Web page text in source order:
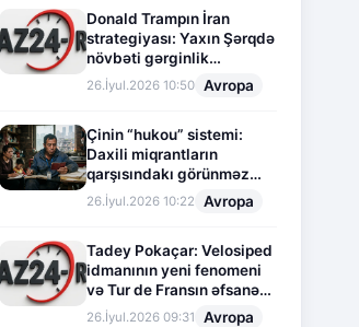
Donald Trampın İran
strategiyası: Yaxın Şərqdə
növbəti gərginlik
mərhələsi
26.İyul.2026 10:50 Avropa
Çinin “hukou” sistemi:
Daxili miqrantların
qarşısındakı görünməz
sədd
26.İyul.2026 10:22 Avropa
Tadey Pokaçar: Velosiped
idmanının yeni fenomeni
və Tur de Fransın əfsanəvi
səhifəsi
26.İyul.2026 09:31 Avropa